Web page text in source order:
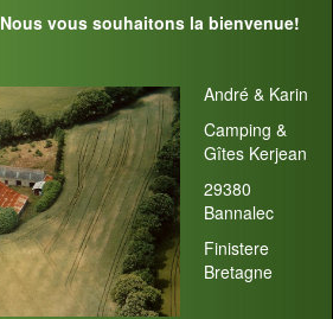
Nous vous souhaitons la bienvenue!
André & Karin
Camping &
Gîtes Kerjean
29380
Bannalec
Finistere
Bretagne